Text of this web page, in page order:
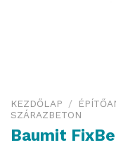
KEZDŐLAP /
SZÁRAZBETON
Baumit